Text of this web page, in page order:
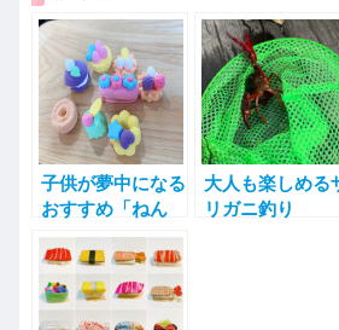
子供が夢中になる
おすすめ「ねん
ど」
大人も楽しめる
リガニ釣り